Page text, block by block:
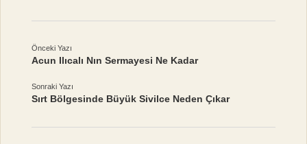
Önceki Yazı
Acun Ilıcalı Nın Sermayesi Ne Kadar
Sonraki Yazı
Sırt Bölgesinde Büyük Sivilce Neden Çıkar